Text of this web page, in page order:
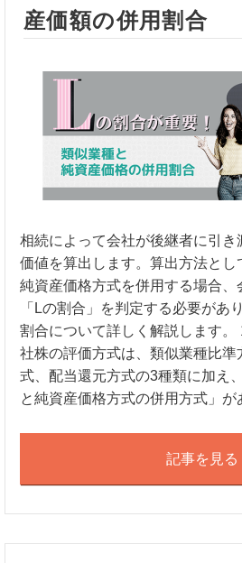
産価額の併用割合
相続によって会社が後継者に引
価値を算出します。算出方法とし
純資産価格方式を併用する場合、
「Lの割合」を判定する必要があ
割合について詳しく解説します。
社株の評価方式は、類似業種比準
式、配当還元方式の3種類に加え
と純資産価格方式の併用方式」
記事を見る